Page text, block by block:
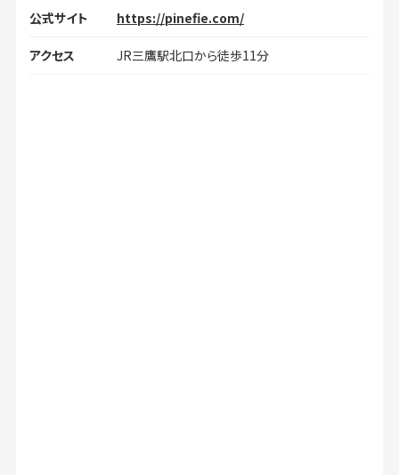
公式サイト https://pinefie.com/
アクセス JR三鷹駅北口から徒歩11分